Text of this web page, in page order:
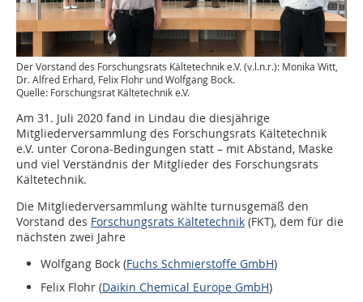
Der Vorstand des Forschungsrats Kältetechnik e.V. (v.l.n.r.): Monika Witt,
Dr. Alfred Erhard, Felix Flohr und Wolfgang Bock.
Quelle: Forschungsrat Kältetechnik e.V.
Am 31. Juli 2020 fand in Lindau die diesjährige
Mitgliederversammlung des Forschungsrats Kältetechnik
e.V. unter Corona-Bedingungen statt – mit Abstand, Maske
und viel Verständnis der Mitglieder des Forschungsrats
Kältetechnik.
Die Mitgliederversammlung wählte turnusgemäß den
Vorstand des Forschungsrats Kältetechnik (FKT), dem für die
nächsten zwei Jahre
Wolfgang Bock (Fuchs Schmierstoffe GmbH)
Felix Flohr (Daikin Chemical Europe GmbH)